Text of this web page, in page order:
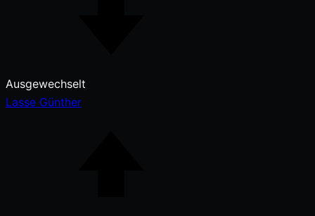
Ausgewechselt
Lasse Günther